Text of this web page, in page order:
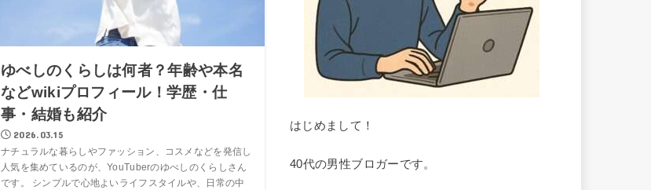
ゆべしのくらしは何者？年齢や本名
などwikiプロフィール！学歴・仕
事・結婚も紹介
2026.03.15
ナチュラルな暮らしやファッション、コスメなどを発信し
人気を集めているのが、YouTuberのゆべしのくらしさん
です。 シンプルで心地よいライフスタイルや、日常の中
はじめまして！
40代の男性ブロガーです。